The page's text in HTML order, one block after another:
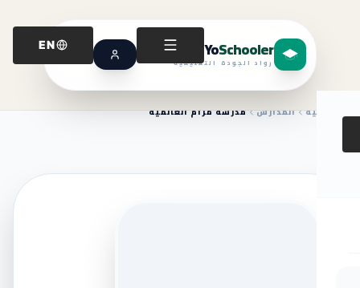
YoSchooler
رواد الجودة التعليمية
EN
الرئيسية المدارس مدرسة مرام العالمية